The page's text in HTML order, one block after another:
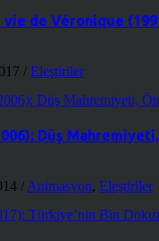
vie de Véronique
/ Eleştiriler
Düş
/Animasyon, Eleştiriler